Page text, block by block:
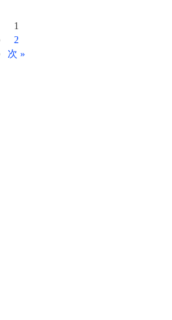
1
2
次 »